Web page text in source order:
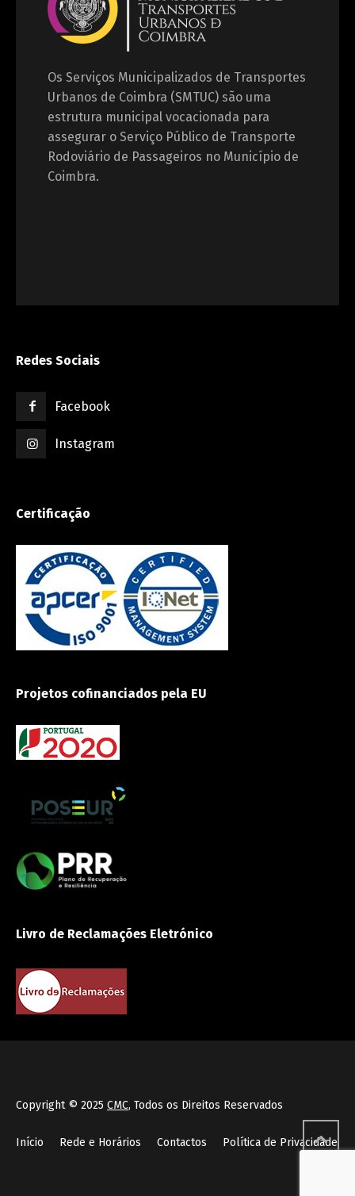
Os Serviços Municipalizados de Transportes
Urbanos de Coimbra (SMTUC) são uma
estrutura municipal vocacionada para
assegurar o Serviço Público de Transporte
Rodoviário de Passageiros no Município de
Coimbra.
Redes Sociais
Facebook
Instagram
Certificação
Projetos cofinanciados pela EU
Livro de Reclamações Eletrónico
Copyright © 2025 CMC, Todos os Direitos Reservados
Início Rede e Horários Contactos Política de Privacidade